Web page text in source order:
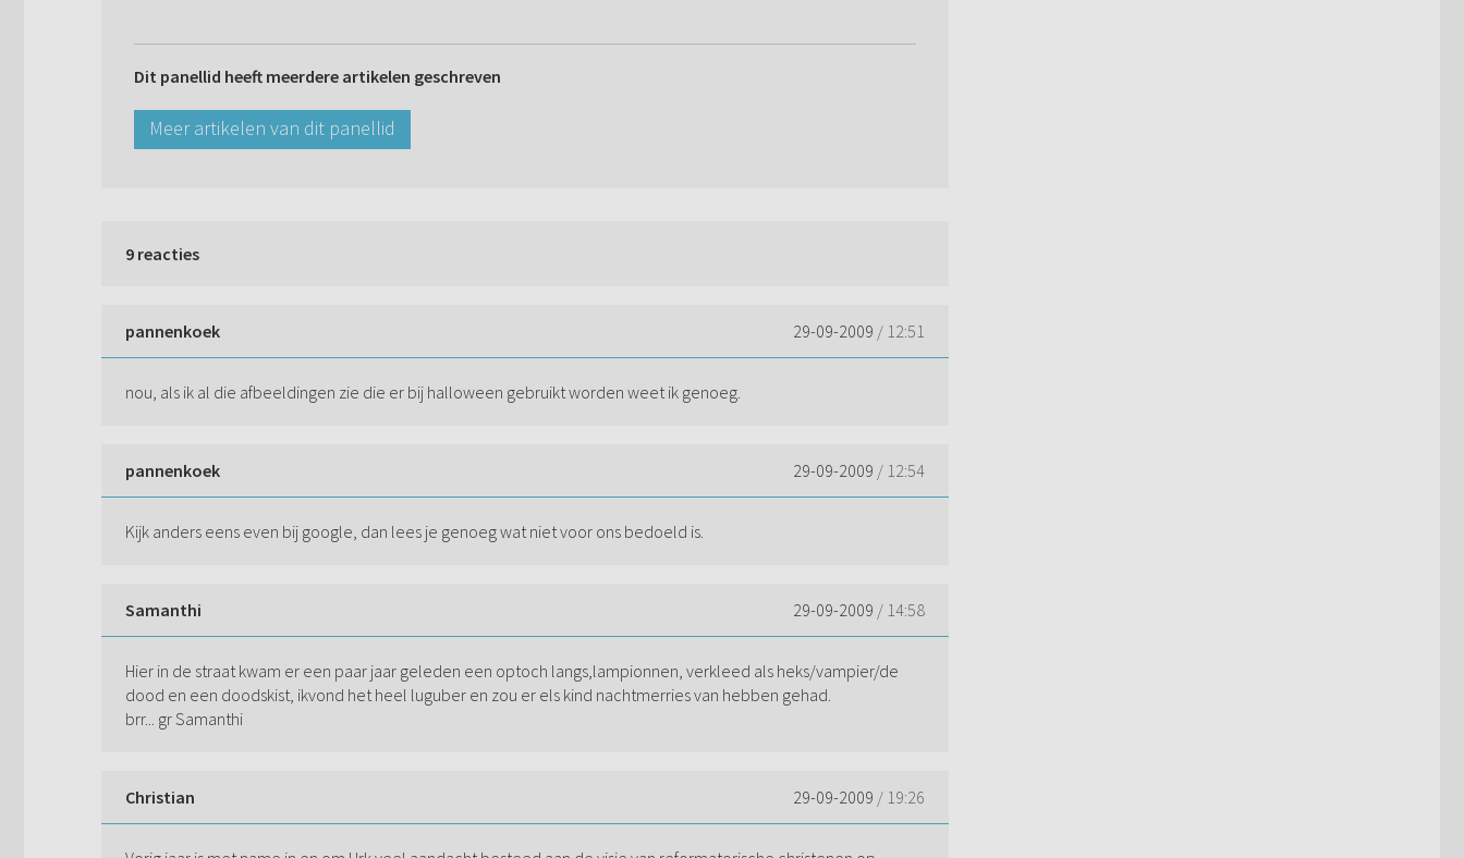
Dit panellid heeft meerdere artikelen geschreven
Meer artikelen van dit panellid
9 reacties
pannenkoek 29-09-2009 / 12:51
nou, als ik al die afbeeldingen zie die er bij halloween gebruikt worden weet ik genoeg.
pannenkoek 29-09-2009 / 12:54
Kijk anders eens even bij google, dan lees je genoeg wat niet voor ons bedoeld is.
Samanthi 29-09-2009 / 14:58
Hier in de straat kwam er een paar jaar geleden een optoch langs,lampionnen, verkleed als heks/vampier/de
dood en een doodskist, ikvond het heel luguber en zou er els kind nachtmerries van hebben gehad.
brr... gr Samanthi
Christian 29-09-2009 / 19:26